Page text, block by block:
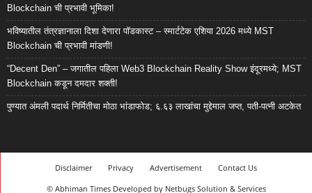
Blockchain ची प्रभावी भूमिका!
भविष्यातील तंत्रज्ञानाला दिशा देणारा पॉडकास्ट – स्मार्टटेक एशिया 2026 मध्ये MST
Blockchain ची प्रभावी मांडणी!
“Decent Den” – जगातील पहिला Web3 Blockchain Reality Show इंदूरमध्ये; MST
Blockchain कडून दमदार शक्ती!
पुण्यात अंमली पदार्थ निर्मितीचा मोठा भांडाफोड; ६.६३ लाखांचा मुद्देमाल जप्त, पती-पत्नी अटकेत
Disclaimer Privacy Advertisement
Contact Us
© Abhiman Times Developed by Netbugs Solution & Services